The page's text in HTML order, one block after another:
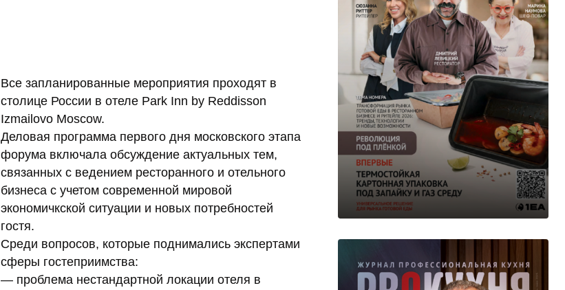
Все запланированные мероприятия проходят в
столице России в отеле Park Inn by Reddisson
Izmailovo Moscow.
Деловая программа первого дня московского этапа
форума включала обсуждение актуальных тем,
связанных с ведением ресторанного и отельного
бизнеса с учетом современной мировой
экономичкской ситуации и новых потребностей
гостя.
Среди вопросов, которые поднимались экспертами
сферы гостеприимства:
— проблема нестандартной локации отеля в